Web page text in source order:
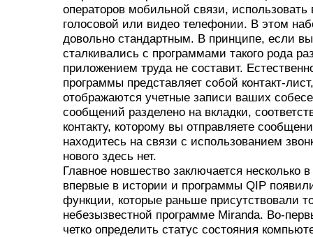
операторов мобильной связи, использовать
голосовой или видео телефонии. В этом
довольно стандартным. В принципе, если
сталкивались с программами такого рода
приложением труда не составит.
программы представляет собой контакт-
отображаются учетные записи ваших
сообщений разделено на вкладки,
контакту, которому вы отправляете
находитесь на связи с использованием
нового здесь нет.
Главное новшество заключается несколько
впервые в истории и программы QIP
функции, которые раньше присутствовали
небезызвестной программе Miranda. Во-
четко определить статус состояния